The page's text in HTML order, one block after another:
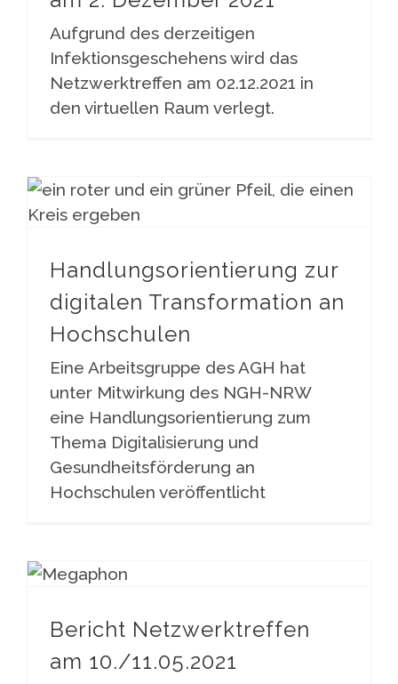
Aufgrund des derzeitigen
Infektionsgeschehens wird das
Netzwerktreffen am 02.12.2021 in
den virtuellen Raum verlegt.
Handlungsorientierung zur
digitalen Transformation an
Hochschulen
Eine Arbeitsgruppe des AGH hat
unter Mitwirkung des NGH-NRW
eine Handlungsorientierung zum
Thema Digitalisierung und
Gesundheitsförderung an
Hochschulen veröffentlicht
Bericht Netzwerktreffen
am 10./11.05.2021